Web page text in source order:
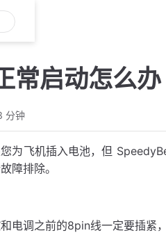
常启动怎么办
分钟
为飞机插入电池，但
障排除。
电调之前的8pin线一定要插紧